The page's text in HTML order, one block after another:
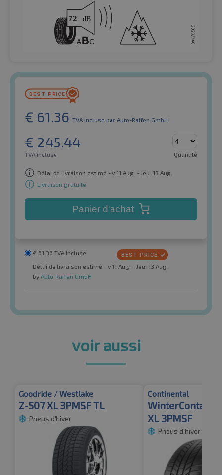
€ 61.36 TVA incluse par Auto-Raifen GmbH
€ 245.44
TVA incluse Quantité
Délai de livraison estimé - v 11 Aug. - Jeu. 13 Aug.
Livraison gratuite
Panier d'achat
€ 61.36 TVA incluse
Délai de livraison estimé - v 11 Aug. - Jeu. 13 Aug.
by Auto-Raifen GmbH
voir aussi
Goodride / Westlake
Z-507 XL 3PMSF TL
Pneus d'hiver
Continental
WinterContact
XL 3PMSF
Pneus d'hiver